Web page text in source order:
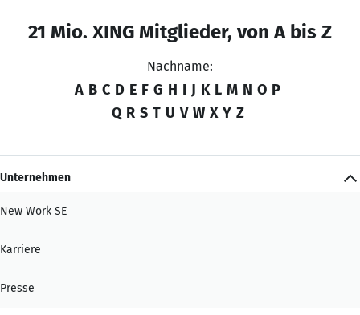
21 Mio. XING Mitglieder, von A bis Z
Nachname:
A B C D E F G H I J K L M N O P
Q R S T U V W X Y Z
Unternehmen
New Work SE
Karriere
Presse